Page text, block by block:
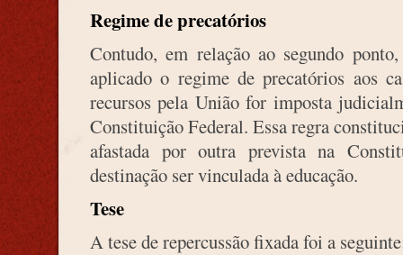
Regime de precatórios
Contudo, em relação ao segundo
aplicado o regime de precatórios aos
recursos pela União for imposta
Constituição Federal. Essa regra
afastada por outra prevista na
destinação ser vinculada à educação.
Tese
A tese de repercussão fixada foi a